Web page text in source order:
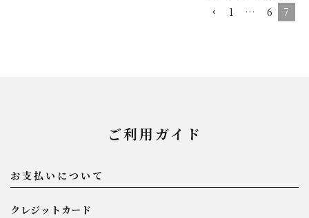
1
… 6 7
ご利用ガイド
お支払いについて
クレジットカード